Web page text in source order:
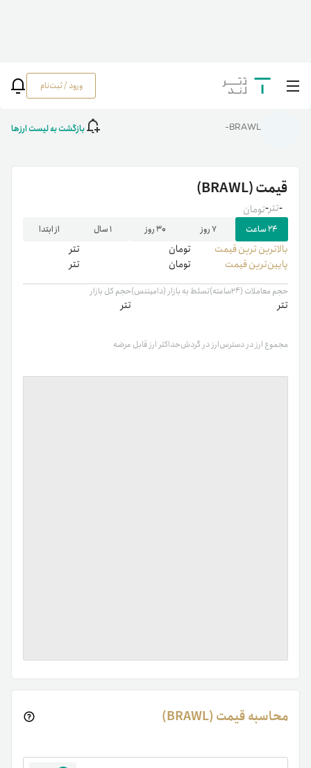
ورود / ثبت‌نام خانه رمزارزها/
BRAWL
BRAWL- بازگشت به لیست ارزها
قیمت(BRAWL)
-تومان -تتر
۲۴ ساعت ۷ روز ۳۰ روز ۱ سال از ابتدا
بالاترین ‌ترین قیمت تومان
تتر
پایین‌ترین قیمت
تومان تتر
حجم معاملات (۲۴ساعته)
تتر
تسلط به بازار (دامیننس)حجم کل بازار
تتر
مجموع ارز در دسترسارز در گردشحداکثر ارز قابل عرضه
محاسبه قیمت (BRAWL)